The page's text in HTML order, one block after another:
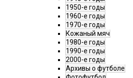
1950-е годы
1960-е годы
1970-е годы
Кожаный мяч
1980-е годы
1990-е годы
2000-е годы
Архивы о футболе